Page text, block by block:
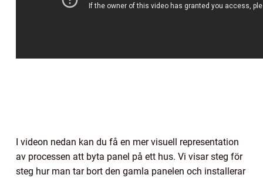
I videon nedan kan du få en mer visuell representation
av processen att byta panel på ett hus. Vi visar steg för
steg hur man tar bort den gamla panelen och installerar